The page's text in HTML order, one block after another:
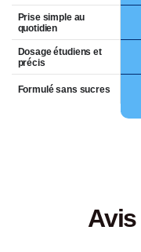
Prise simple au
quotidien
Dosage étudiens et
précis
Formulé sans sucres